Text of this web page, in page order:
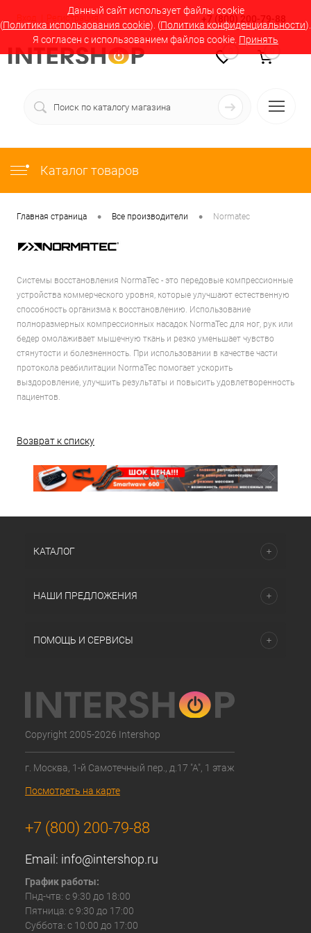
Данный сайт использует файлы cookie
(Политика использования cookie). (Политика конфиденциальности).
Я согласен с использованием файлов cookie. Принять
Вход Регистрация +7 (800) 200-79-88
Каталог товаров
Главная страница • Все производители • Normatec
Системы восстановления NormaTec - это передовые компрессионные
устройства коммерческого уровня, которые улучшают естественную
способность организма к восстановлению. Использование
полноразмерных компрессионных насадок NormaTec для ног, рук или
бедер омолаживает мышечную ткань и резко уменьшает чувство
стянутости и болезненность. При использовании в качестве части
протокола реабилитации NormaTec помогает ускорить
выздоровление, улучшить результаты и повысить удовлетворенность
пациентов.
Возврат к списку
КАТАЛОГ
НАШИ ПРЕДЛОЖЕНИЯ
ПОМОЩЬ И СЕРВИСЫ
Copyright 2005-2026 Intershop
г. Москва, 1-й Самотечный пер., д.17 "А", 1 этаж
Посмотреть на карте
+7 (800) 200-79-88
Email: info@intershop.ru
График работы:
Пнд-чтв: с 9:30 до 18:00
Пятница: с 9:30 до 17:00
Суббота: с 10:00 до 17:00